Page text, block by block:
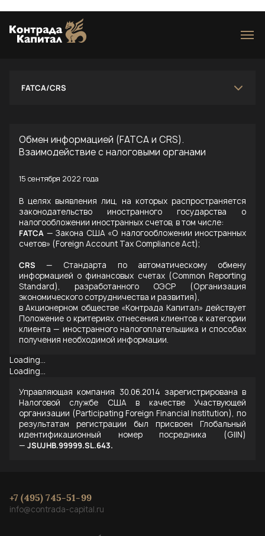
FATCA/CRS
Обмен информацией (FATCA и CRS).
Взаимодействие с налоговыми органами
15 сентября 2022 года
В целях выявления лиц, на которых распространяется
законодательство иностранного государства о
налогообложении иностранных счетов, в том числе:
FATCA — Закона США «О налогообложении иностранных
счетов» (Foreign Account Tax Compliance Act);
CRS — Стандарта по автоматическому обмену
информацией о финансовых счетах (Common Reporting
Standard), разработанного ОЭСР (Организация
экономического сотрудничества и развития),
в Акционерном обществе «Контрада Капитал» действует
Положение о критериях отнесения клиентов к категории
клиента — иностранного налогоплательщика и способах
получения необходимой информации.
Loading...
Loading...
Управляющая компания 30.06.2014 зарегистрирована в
Налоговой службе США в качестве Участвующей
организации (Participating Foreign Financial Institution), по
результатам регистрации был присвоен Глобальный
идентификационный номер посредника (GIIN)
— JSUJHB.99999.SL.643.
+7 (495) 745-51-99
info@contrada-capital.ru